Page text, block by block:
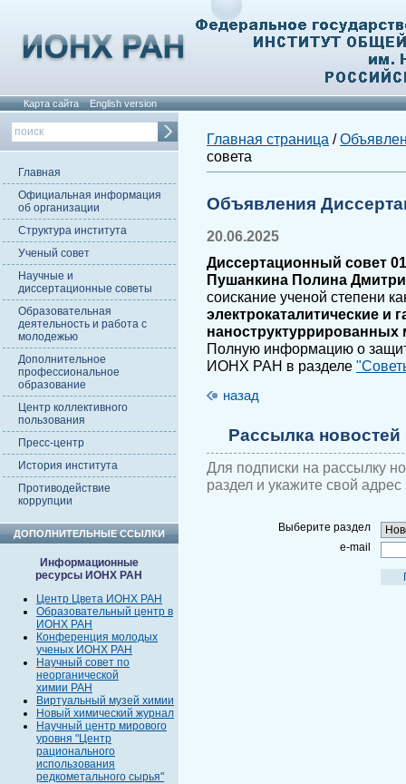
Карта сайта English version
Главная
Официальная информация
об организации
Структура института
Ученый совет
Научные и
диссертационные советы
Образовательная
деятельность и работа с
молодежью
Дополнительное
профессиональное
образование
Центр коллективного
пользования
Пресс-центр
История института
Противодействие
коррупции
ДОПОЛНИТЕЛЬНЫЕ ССЫЛКИ
Информационные
ресурсы ИОНХ РАН
Центр Цвета ИОНХ РАН
Образовательный центр в
ИОНХ РАН
Конференция молодых
ученых ИОНХ РАН
Научный совет по
неорганической
химии РАН
Виртуальный музей химии
Новый химический журнал
Научный центр мирового
уровня "Центр
рационального
использования
редкометального сырья"
Главная страница /
совета
Объявления
20.06.2025
Диссертационный совет
Пушанкина Полина
соискание ученой степени
электрокаталитические и
Полную информацию о
ИОНХ РАН в разделе
назад
Рассылка новостей
Для подписки на рассылку
раздел и укажите свой
Выберите раздел
e-mail